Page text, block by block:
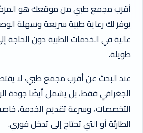
أقرب مجمع طبي من موقعك هو
يوفر لك رعاية طبية سريعة وسهلة
عالية في الخدمات الطبية دون الحاجة
طويلة.
عند البحث عن أقرب مجمع طبي، لا
الجغرافي فقط، بل يشمل أيضًا جودة
التخصصات، وسرعة تقديم الخدمة،
الطارئة أو التي تحتاج إلى تدخل فوري.